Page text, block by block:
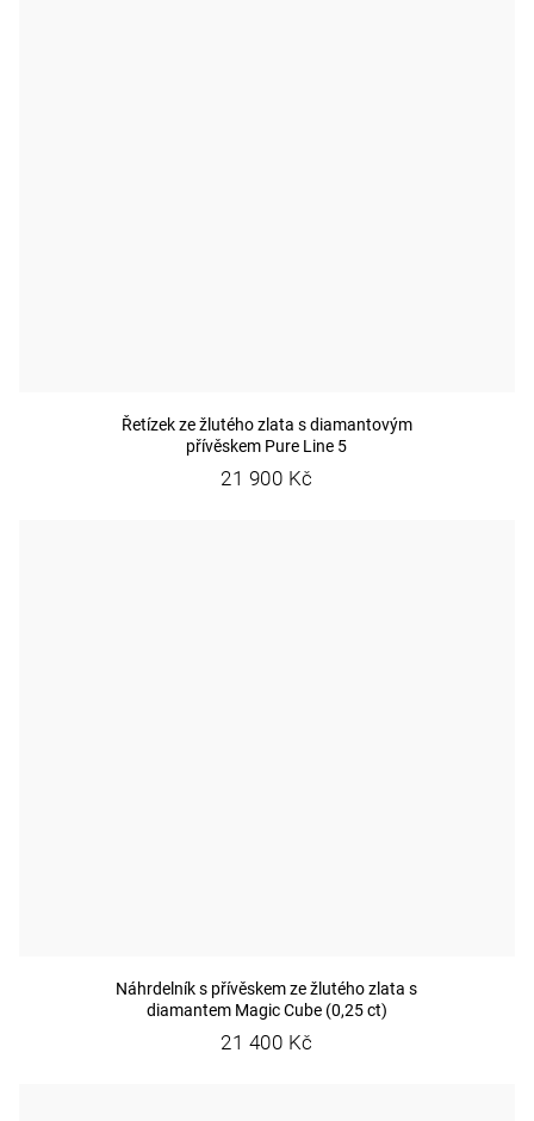
Řetízek ze žlutého zlata s diamantovým
přívěskem Pure Line 5
21 900 Kč
Náhrdelník s přívěskem ze žlutého zlata s
diamantem Magic Cube (0,25 ct)
21 400 Kč